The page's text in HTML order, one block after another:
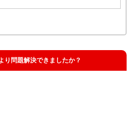
り問題解決できましたか？